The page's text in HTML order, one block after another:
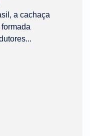
a cachaça